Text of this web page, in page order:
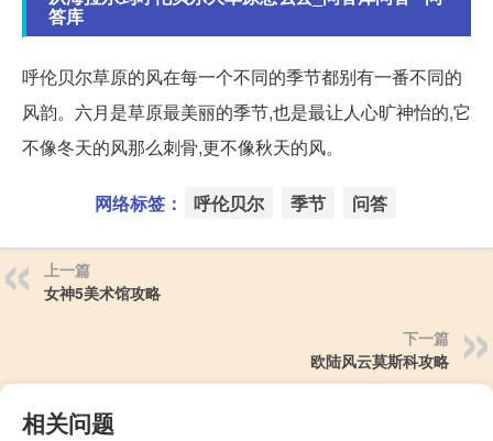
答库
呼伦贝尔草原的风在每一个不同的季节都别有一番不同的
风韵。六月是草原最美丽的季节,也是最让人心旷神怡的,它
不像冬天的风那么刺骨,更不像秋天的风。
网络标签： 呼伦贝尔 季节 问答
上一篇
女神5美术馆攻略
下一篇
欧陆风云莫斯科攻略
相关问题